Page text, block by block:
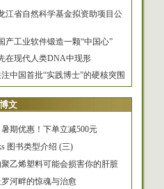
江省自然科学基金拟资助项目公
产工业软件锻造一颗“中国心”
在现代人类DNA中现形
注中国首批“实践博士”的硬核突围
文
期优惠！下单立减500元
图书类型介绍 (三)
乙烯塑料可能会损害你的肝脏
河畔的惊魂与治愈